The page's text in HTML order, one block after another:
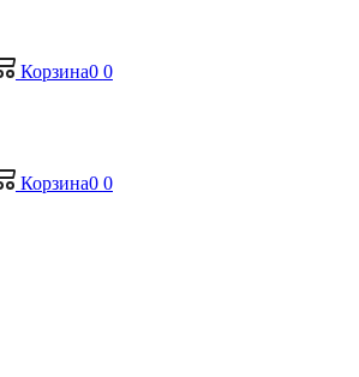
Корзина0 0
Корзина0 0